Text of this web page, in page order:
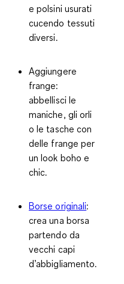
e polsini usurati
cucendo tessuti
diversi.
Aggiungere
frange:
abbellisci le
maniche, gli orli
o le tasche con
delle frange per
un look boho e
chic.
Borse originali:
crea una borsa
partendo da
vecchi capi
d’abbigliamento.